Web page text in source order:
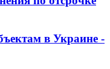
в Украине -